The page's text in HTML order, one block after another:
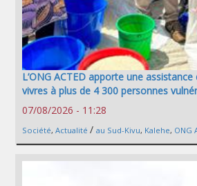
L’ONG ACTED apporte une
vivres à plus de 4 300 personnes
07/08/2026 - 11:28
Société, Actualité / au Sud-Kivu, Kalehe, ONG